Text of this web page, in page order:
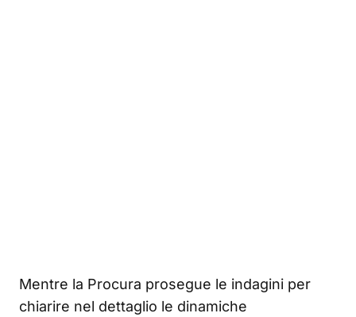
Mentre la Procura prosegue le indagini per
chiarire nel dettaglio le dinamiche